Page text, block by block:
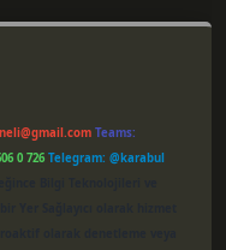
Teams:
0 726 Telegram: @karabul